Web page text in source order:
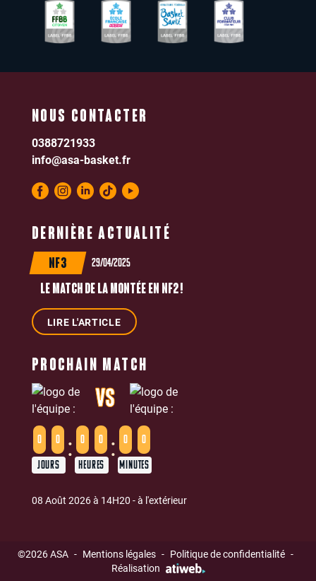
DERNIÈRE ACTUALITÉ
NF3 29/04/2025
LE MATCH DE LA MONTÉE EN NF2 !
LIRE L'ARTICLE
NOUS CONTACTER
0388721933
info@asa-basket.fr
PROCHAIN MATCH
0 0
JOURS
: 0 0
HEURES
: 0 0
MINUTES
VS
08 Août 2026 à 14H20 - à l'extérieur
©2026 ASA - Mentions légales - Politique de confidentialité -
Réalisation